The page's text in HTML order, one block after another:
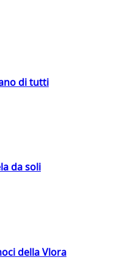
di tutti
da soli
della Vlora